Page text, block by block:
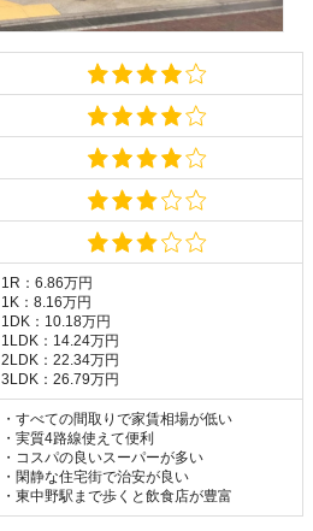
1R：6.86万円
1K：8.16万円
1DK：10.18万円
1LDK：14.24万円
2LDK：22.34万円
3LDK：26.79万円
・すべての間取りで家賃相場が低い
・実質4路線使えて便利
・コスパの良いスーパーが多い
・閑静な住宅街で治安が良い
・東中野駅まで歩くと飲食店が豊富